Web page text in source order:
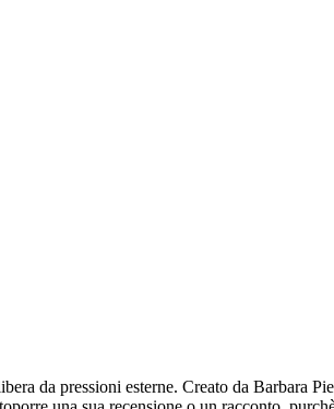
da pressioni esterne. Creato da Barbara